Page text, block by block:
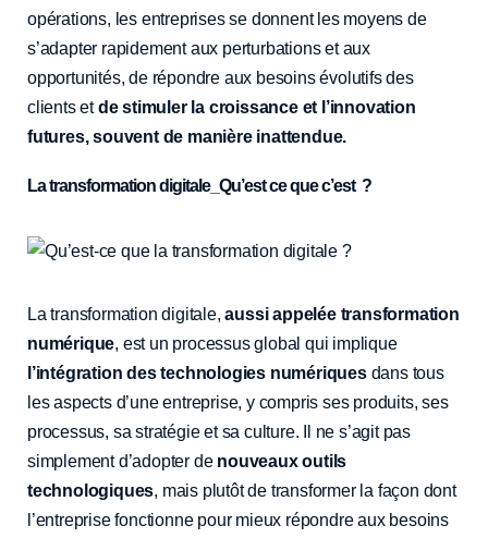
opérations, les entreprises se donnent les moyens de
s’adapter rapidement aux perturbations et aux
opportunités, de répondre aux besoins évolutifs des
clients etde stimuler la croissance et l’innovation
futures, souvent de manière inattendue.
La transformation digitale_Qu’est ce que c’est ?
La transformation digitale,aussi appelée transformation
numérique, est un processus global qui implique
l’intégration des technologies numériquesdans tous
les aspects d’une entreprise, y compris ses produits, ses
processus, sa stratégie et sa culture. Il ne s’agit pas
simplement d’adopter de nouveaux outils
technologiques, mais plutôt de transformer la façon dont
l’entreprise fonctionne pour mieux répondre aux besoins